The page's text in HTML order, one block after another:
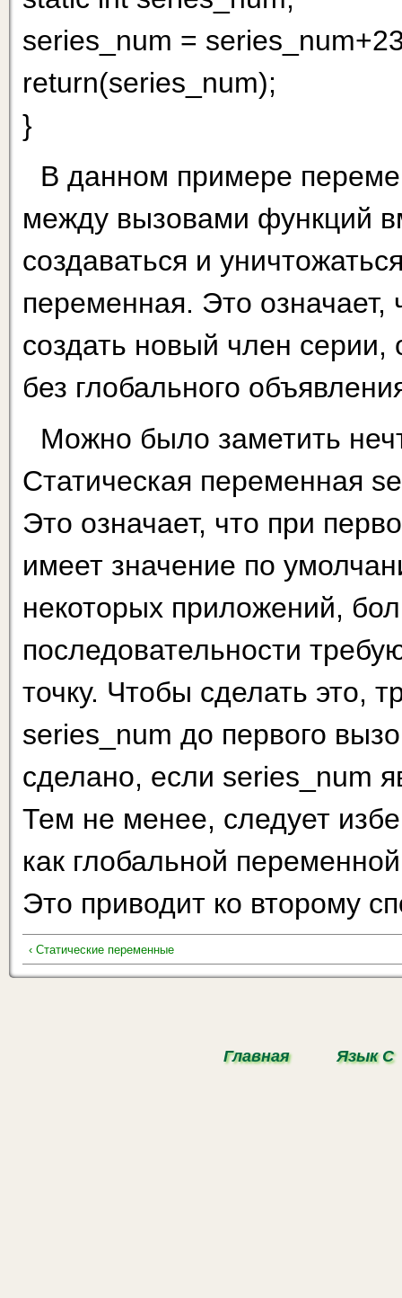
series_num =
return(series_num);
}
В данном примере
между вызовами функций
создаваться и
переменная. Это
создать новый член
без глобального
Можно было заметить
Статическая переменная
Это означает, что при
имеет значение по
некоторых приложений,
последовательности
точку. Чтобы сделать это,
series_num до первого
сделано, если series_num
Тем не менее, следует
как глобальной
Это приводит ко второму
‹ Статические переменные
Главная Язык С